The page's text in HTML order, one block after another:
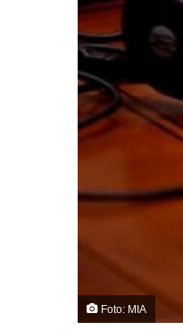
Foto: MIA